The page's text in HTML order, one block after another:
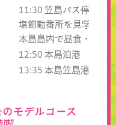
11:30 笠島バス停
塩飽勤番所を見学 （
本島島内で昼食・散策
12:50 本島泊港 発
13:35 本島笠島港
のモデルコース